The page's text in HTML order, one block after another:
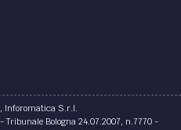
etica